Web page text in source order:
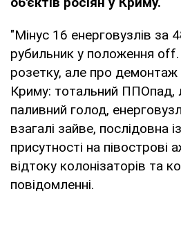
"Мінус 16 енерговузлів за
рубильник у положення
розетку, але про демонтаж
Криму: тотальний ППОпад,
паливний голод,
взагалі зайве, послідовна
присутності на півострові
відтоку колонізаторів та
повідомленні.